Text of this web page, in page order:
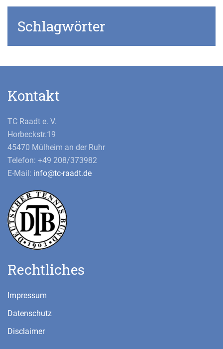
Schlagwörter
Kontakt
TC Raadt e. V.
Horbeckstr.19
45470 Mülheim an der Ruhr
Telefon: +49 208/373982
E-Mail: info@tc-raadt.de
Rechtliches
Impressum
Datenschutz
Disclaimer